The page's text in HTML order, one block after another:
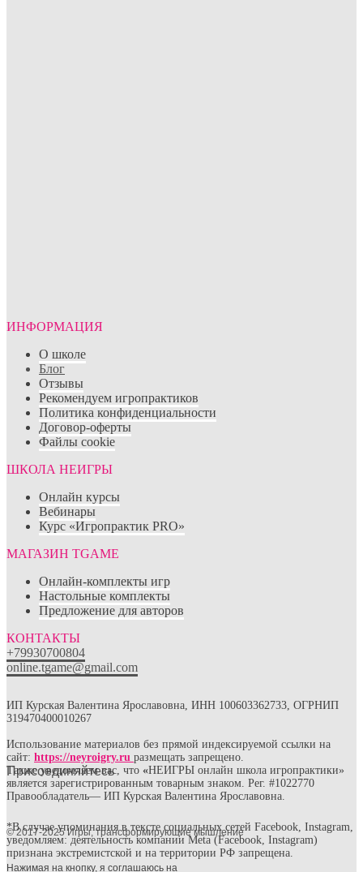
Присоединяйтесь
© 2017-2025 Игры, трансформирующие мышление
Нажимая на кнопку, я соглашаюсь на
ИНФОРМАЦИЯ
О школе
Блог
Отзывы
Рекомендуем игропрактиков
Политика конфиденциальности
Договор-оферты
Файлы cookie
ШКОЛА НЕИГРЫ
Онлайн курсы
Вебинары
Курс «Игропрактик PRO»
МАГАЗИН TGAME
Онлайн-комплекты игр
Настольные комплекты
Предложение для авторов
КОНТАКТЫ
+79930700804
online.tgame@gmail.com
ИП Курская Валентина Ярославовна, ИНН 100603362733, ОГРНИП
319470400010267
Использование материалов без прямой индексируемой ссылки на
сайт: https://neyroigry.ru размещать запрещено.
Также уведомляем вас, что «НЕИГРЫ онлайн школа игропрактики»
является зарегистрированным товарным знаком. Рег. #1022770
Правообладатель— ИП Курская Валентина Ярославовна.
*В случае упоминания в тексте социальных сетей Facebook, Instagram,
уведомляем: деятельность компании Meta (Facebook, Instagram)
признана экстремистской и на территории РФ запрещена.